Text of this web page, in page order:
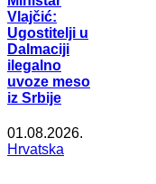
Vlajčić:
Ugostitelji u
Dalmaciji
ilegalno
uvoze meso
iz Srbije
01.08.2026.
Hrvatska